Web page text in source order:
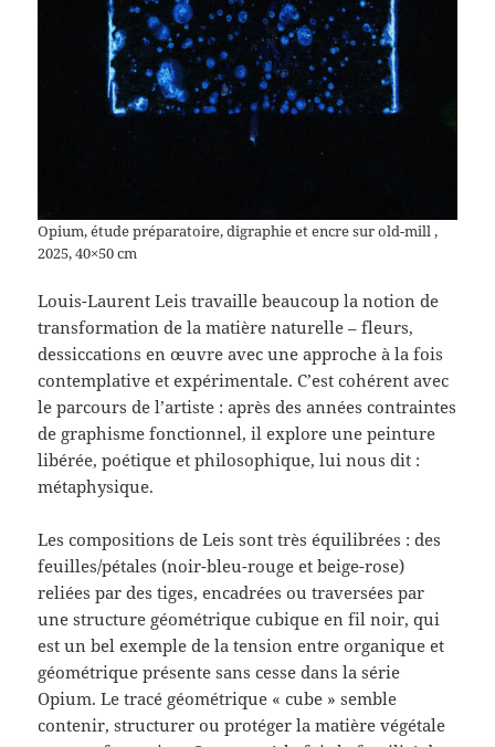
Opium, étude préparatoire, digraphie et encre sur old-mill ,
2025, 40×50 cm
Louis-Laurent Leis travaille beaucoup la notion de
transformation de la matière naturelle – fleurs,
dessiccations en œuvre avec une approche à la fois
contemplative et expérimentale. C’est cohérent avec
le parcours de l’artiste : après des années contraintes
de graphisme fonctionnel, il explore une peinture
libérée, poétique et philosophique, lui nous dit :
métaphysique.
Les compositions de Leis sont très équilibrées : des
feuilles/pétales (noir-bleu-rouge et beige-rose)
reliées par des tiges, encadrées ou traversées par
une structure géométrique cubique en fil noir, qui
est un bel exemple de la tension entre organique et
géométrique présente sans cesse dans la série
Opium. Le tracé géométrique « cube » semble
contenir, structurer ou protéger la matière végétale